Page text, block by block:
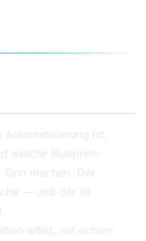
ist,
welche Blueprint-
machen. Der
— und der ist
willst, mit echten